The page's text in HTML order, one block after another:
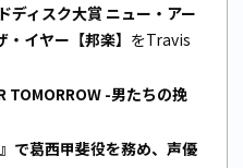
ディスク大賞 ニュー・アー
イヤー【邦楽】 をTravis
TOMORROW -男たちの挽
』で葛西甲斐役を務め、声優